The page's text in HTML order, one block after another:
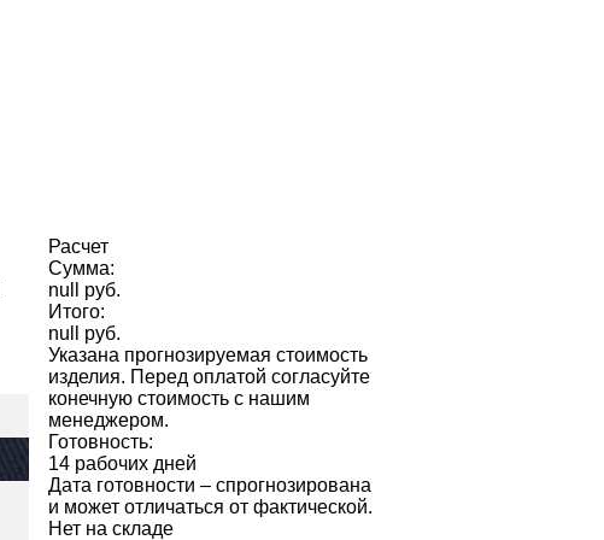
Расчет
Сумма:
null руб.
Итого:
null руб.
Указана прогнозируемая стоимость
изделия. Перед оплатой согласуйте
конечную стоимость с нашим
менеджером.
Готовность:
14 рабочих дней
Дата готовности – спрогнозирована
и может отличаться от фактической.
Нет на складе